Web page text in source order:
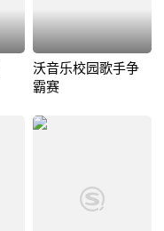
沃音乐校园歌手争
霸赛